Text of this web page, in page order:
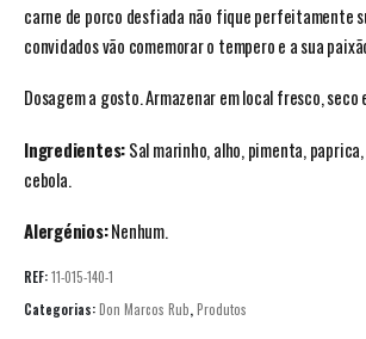
carne de porco desfiada não fique perfeitamente
convidados vão comemorar o tempero e a sua
Dosagem a gosto. Armazenar em local fresco, seco
Ingredientes:Sal marinho, alho, pimenta,
cebola.
Alergénios:Nenhum.
REF:11-015-140-1
Categorias:Don Marcos Rub,Produtos